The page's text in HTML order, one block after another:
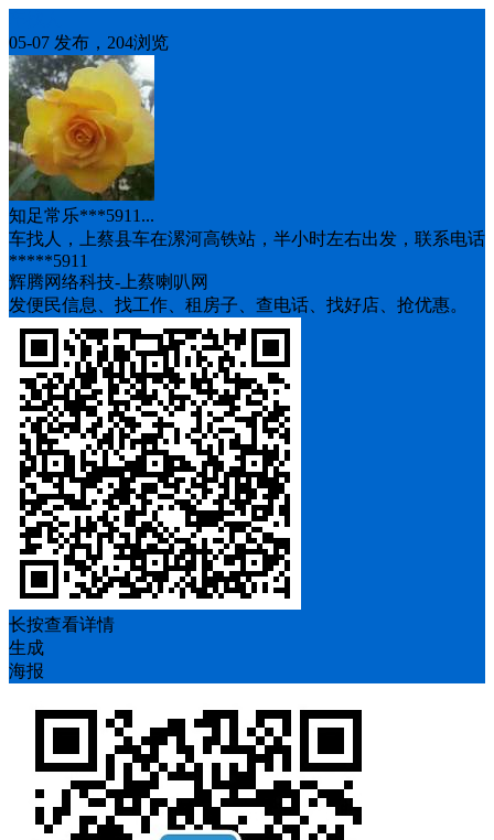
05-07 发布，204浏览
知足常乐***5911...
车找人，上蔡县车在漯河高铁站，半小时左右出发，联系电话
*****5911
辉腾网络科技-上蔡喇叭网
发便民信息、找工作、租房子、查电话、找好店、抢优惠。
长按查看详情
生成
海报